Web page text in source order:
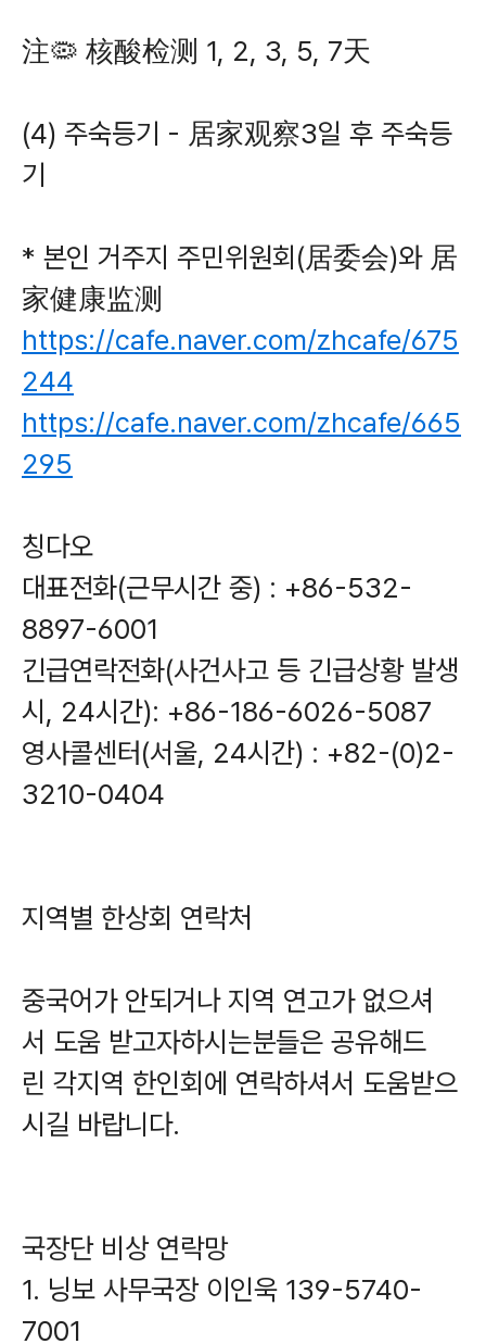
注🦠 核酸检测 1, 2, 3, 5, 7天
(4) 주숙등기 - 居家观察3일 후 주숙등
기
* 본인 거주지 주민위원회(居委会)와 居
家健康监测
https://cafe.naver.com/zhcafe/675
244
https://cafe.naver.com/zhcafe/665
295
칭다오
대표전화(근무시간 중) : +86-532-
8897-6001
긴급연락전화(사건사고 등 긴급상황 발생
시, 24시간): +86-186-6026-5087
영사콜센터(서울, 24시간) : +82-(0)2-
3210-0404
지역별 한상회 연락처
중국어가 안되거나 지역 연고가 없으셔
서 도움 받고자하시는분들은 공유해드
린 각지역 한인회에 연락하셔서 도움받으
시길 바랍니다.
국장단 비상 연락망
1. 닝보 사무국장 이인욱 139-5740-
7001